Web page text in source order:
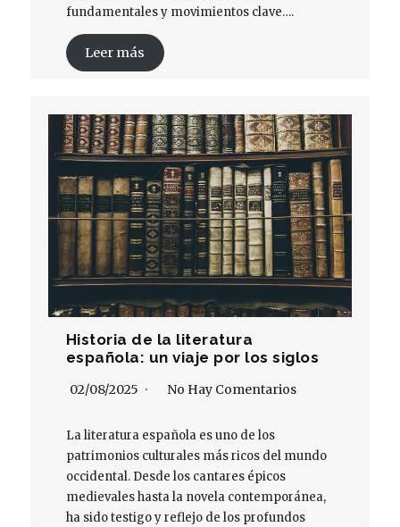
fundamentales y movimientos clave….
Leer más
Historia de la literatura
española: un viaje por los siglos
02/08/2025 No Hay Comentarios
La literatura española es uno de los
patrimonios culturales más ricos del mundo
occidental. Desde los cantares épicos
medievales hasta la novela contemporánea,
ha sido testigo y reflejo de los profundos